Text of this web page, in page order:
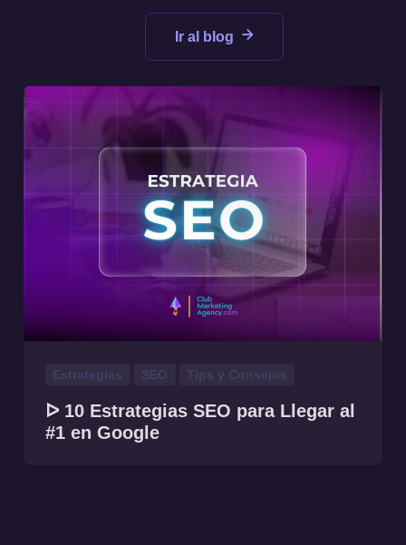
Ir al blog
Estrategias SEO Tips y Consejos
ᐅ 10 Estrategias SEO para Llegar al
#1 en Google